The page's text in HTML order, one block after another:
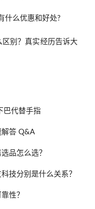
什么优惠和好处?
别？真实经历告诉大
巴代替手指
解答 Q&A
品怎么选？
技分别是什么关系？
性？